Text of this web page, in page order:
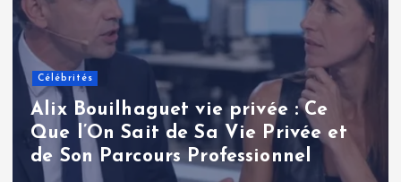
Célébrités
Alix Bouilhaguet vie privée : Ce
Que l’On Sait de Sa Vie Privée et
de Son Parcours Professionnel